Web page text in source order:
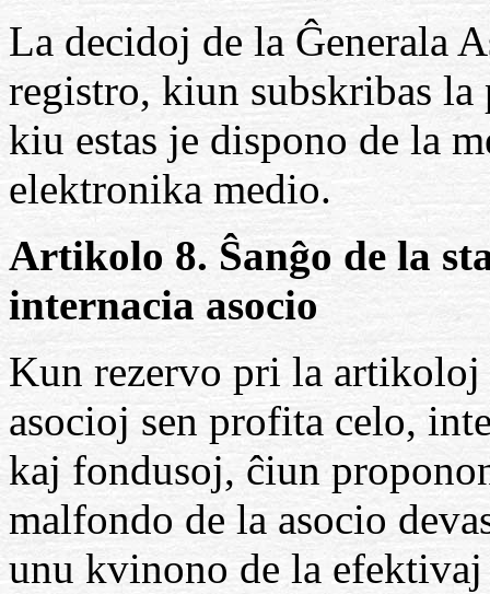
La decidoj de la Ĝenerala
registro, kiun subskribas
kiu estas je dispono de la
elektronika medio.
Artikolo 8. Ŝanĝo de la
internacia asocio
Kun rezervo pri la
asocioj sen profita celo,
kaj fondusoj, ĉiun
malfondo de la asocio
unu kvinono de la